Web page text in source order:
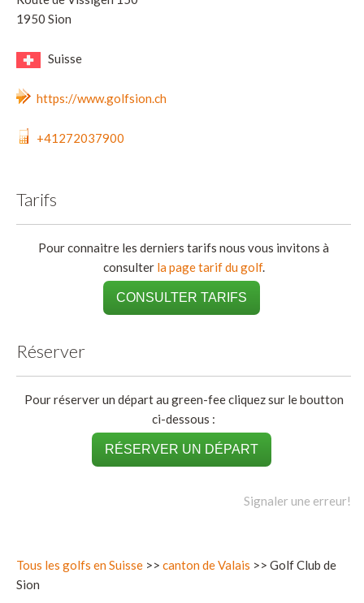
1950 Sion
Suisse
https://www.golfsion.ch
+41272037900
Tarifs
Pour connaitre les derniers tarifs nous vous invitons à
consulter la page tarif du golf.
CONSULTER TARIFS
Réserver
Pour réserver un départ au green-fee cliquez sur le boutton
ci-dessous :
RÉSERVER UN DÉPART
Signaler une erreur!
Tous les golfs en Suisse >> canton de Valais >> Golf Club de
Sion